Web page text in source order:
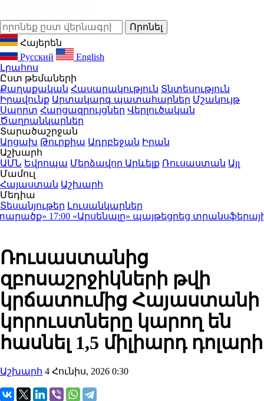
Հայերեն
Русский
English
Լրահոս
Ըստ թեմաների
Քաղաքական Հասարակություն Տնտեսություն
Իրավունք Արտակարգ պատահարներ Մշակույթ
Սպորտ Հարցազրույցներ Վերլուծական
Ծաղրանկարներ
Տարածաշրջան
Արցախ Թուրքիա Ադրբեջան Իրան
Աշխարհ
ԱՄՆ Եվրոպա Մերձավոր Արևելք Ռուսաստան Այլ
Մամուլ
Հայաստան Աշխարհ
Մեդիա
Տեսանյութեր Լուսանկարներ
17:00«Արսենալը» պայթեցրեց տրանսֆերային
Ռուսաստանից
զբոսաշրջիկների թվի
կրճատումից Հայաստանի
կորուստները կարող են
հասնել 1,5 միլիարդ դոլարի
Աշխարհ 4 Հունիս, 2026 0:30